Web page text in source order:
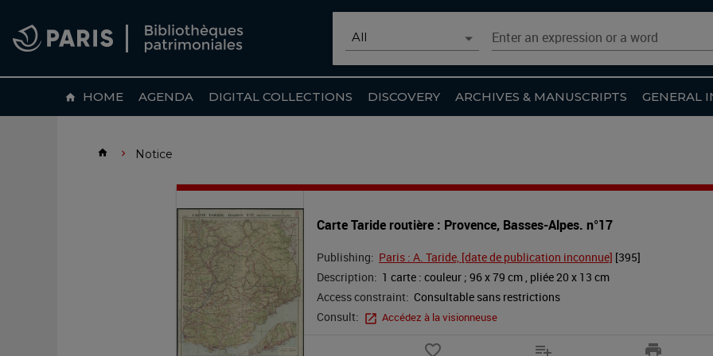
main
Scenario choices
All
Quick search
All
Website article
Advanced search
Enter an expression or a word
home HOME AGENDA DIGITAL COLLECTIONS DISCOVERY ARCHIVES & MANUSCRIPTS GENERAL
home Home
chevron_right Notice
Carte
Taride
routière
:
Provence,
Notice
header
Carte Taride routière : Provence, Basses-Alpes. n°17
Publishing: Paris : A. Taride, [date de publication inconnue] [395]
Description: 1 carte : couleur ; 96 x 79 cm , pliée 20 x 13 cm
Access constraint: Consultable sans restrictions
Consult:
Accédez à la visionneuse
favorite_border playlist_add print